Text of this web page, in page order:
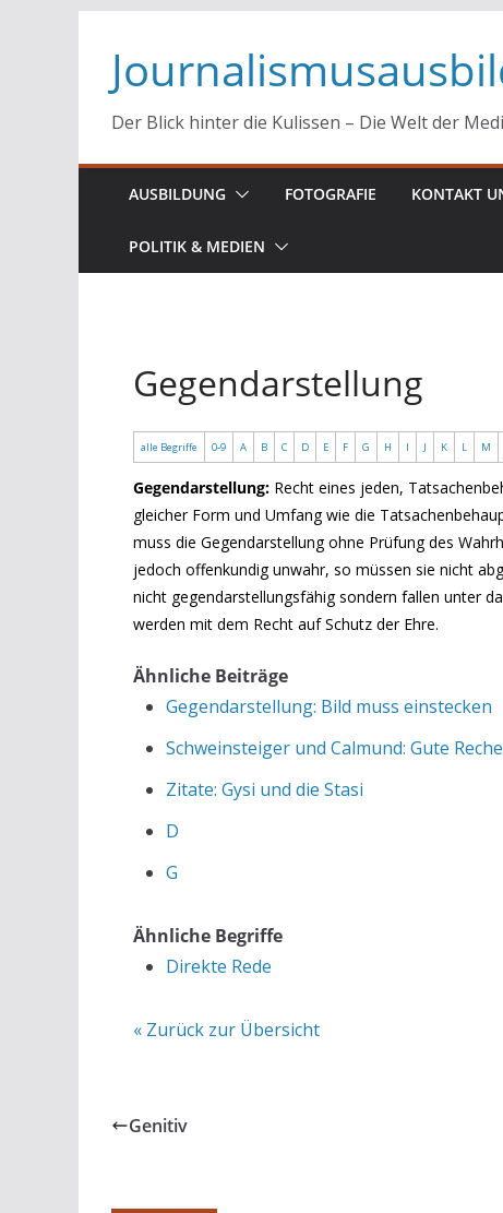
Inhalt
springen
Der Blick hinter die Kulissen – Die Welt der
AUSBILDUNG FOTOGRAFIE KONTAKT
POLITIK & MEDIEN
Gegendarstellung
alle Begriffe 0-9 A B C D E F G H I J K L M
Gegendarstellung: Recht eines jeden,
gleicher Form und Umfang wie die
muss die Gegendarstellung ohne Prüfung des
jedoch offenkundig unwahr, so müssen sie nicht
nicht gegendarstellungsfähig sondern fallen unter
werden mit dem Recht auf Schutz der Ehre.
Ähnliche Beiträge
Gegendarstellung: Bild muss einstecken
Schweinsteiger und Calmund: Gute
Zitate: Gysi und die Stasi
D
G
Ähnliche Begriffe
Direkte Rede
« Zurück zur Übersicht
Genitiv